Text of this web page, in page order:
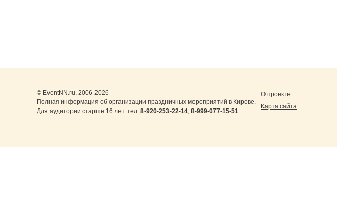
© EventNN.ru, 2006-2026
Полная информация об организации праздничных мероприятий в Кирове.
Для аудитории старше 16 лет. тел. 8-920-253-22-14, 8-999-077-15-51
О проекте
Карта сайта